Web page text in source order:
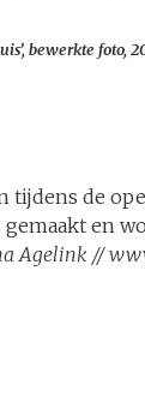
bewerkte foto,
de
en
Agelink //